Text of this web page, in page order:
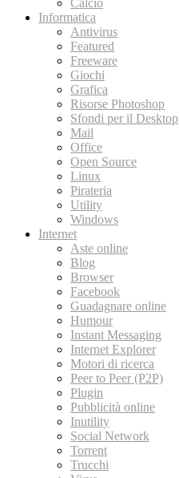
Calcio
Informatica
Antivirus
Featured
Freeware
Giochi
Grafica
Risorse Photoshop
Sfondi per il Desktop
Mail
Office
Open Source
Linux
Pirateria
Utility
Windows
Internet
Aste online
Blog
Browser
Facebook
Guadagnare online
Humour
Instant Messaging
Internet Explorer
Motori di ricerca
Peer to Peer (P2P)
Plugin
Pubblicità online
Inutility
Social Network
Torrent
Trucchi